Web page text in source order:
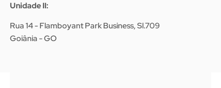
Unidade II:
Rua 14 - Flamboyant Park Business, Sl.709
Goiânia - GO